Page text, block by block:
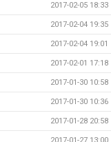
2017-02-05 18:33
2017-02-04 19:35
2017-02-04 19:01
2017-02-01 17:18
2017-01-30 10:58
2017-01-30 10:36
2017-01-28 20:58